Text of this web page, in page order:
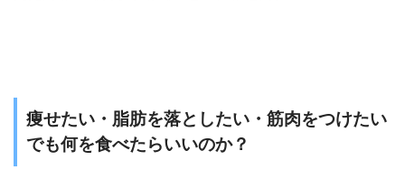
痩せたい・脂肪を落としたい・筋肉をつけたい
でも何を食べたらいいのか？